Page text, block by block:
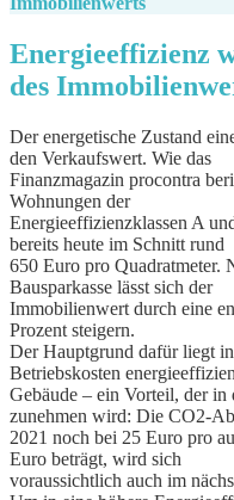
Energieeffizienz
des
Der energetische Zustand
den Verkaufswert. Wie das
Finanzmagazin procontra
Wohnungen der
Energieeffizienzklassen A
bereits heute im Schnitt rund
650 Euro pro Quadratmeter.
Bausparkasse lässt sich der
Immobilienwert durch eine
Prozent steigern.
Der Hauptgrund dafür liegt
Betriebskosten
Gebäude – ein Vorteil, der in
zunehmen wird: Die CO2-
2021 noch bei 25 Euro pro
Euro beträgt, wird sich
voraussichtlich auch im